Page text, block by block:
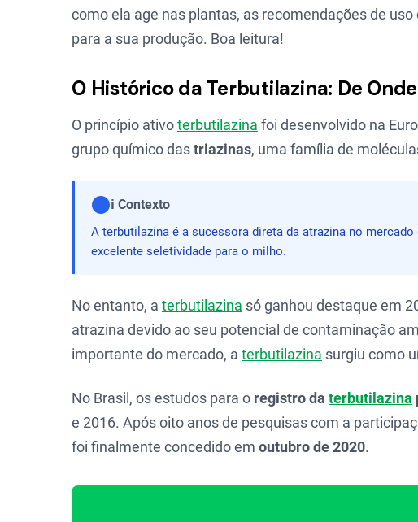
como ela age nas plantas, as recomendações de
para a sua produção. Boa leitura!
O Histórico da Terbutilazina: De
O princípio ativoterbutilazina foi desenvolvido na
grupo químico dastriazinas, uma família de
ℹ️ Contexto
A terbutilazina é a sucessora direta da atrazina no
excelente seletividade para o milho.
No entanto, a terbutilazina só ganhou destaque em
atrazina devido ao seu potencial de contaminação
importante do mercado, a terbutilazina surgiu como
No Brasil, os estudos para o registro da terbutilazina
e 2016. Após oito anos de pesquisas com a
foi finalmente concedido em outubro de 2020.